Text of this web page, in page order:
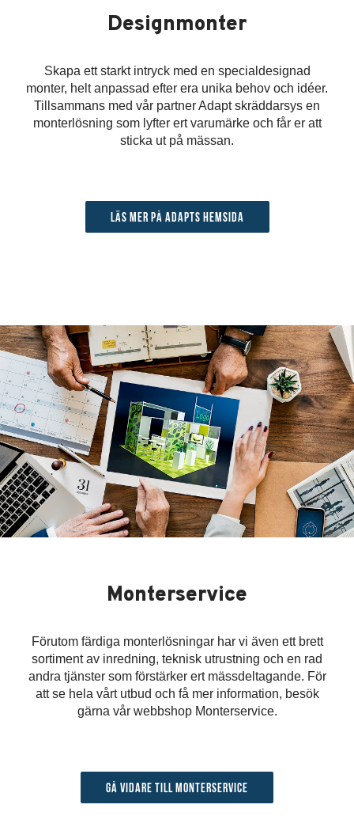
Designmonter
Skapa ett starkt intryck med en specialdesignad
monter, helt anpassad efter era unika behov och idéer.
Tillsammans med vår partner Adapt skräddarsys en
monterlösning som lyfter ert varumärke och får er att
sticka ut på mässan.
Läs mer på Adapts hemsida
Monterservice
Förutom färdiga monterlösningar har vi även ett brett
sortiment av inredning, teknisk utrustning och en rad
andra tjänster som förstärker ert mässdeltagande. För
att se hela vårt utbud och få mer information, besök
gärna vår webbshop Monterservice.
Gå vidare till Monterservice